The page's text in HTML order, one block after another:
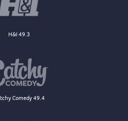
H&I 49.3
Comedy 49.4